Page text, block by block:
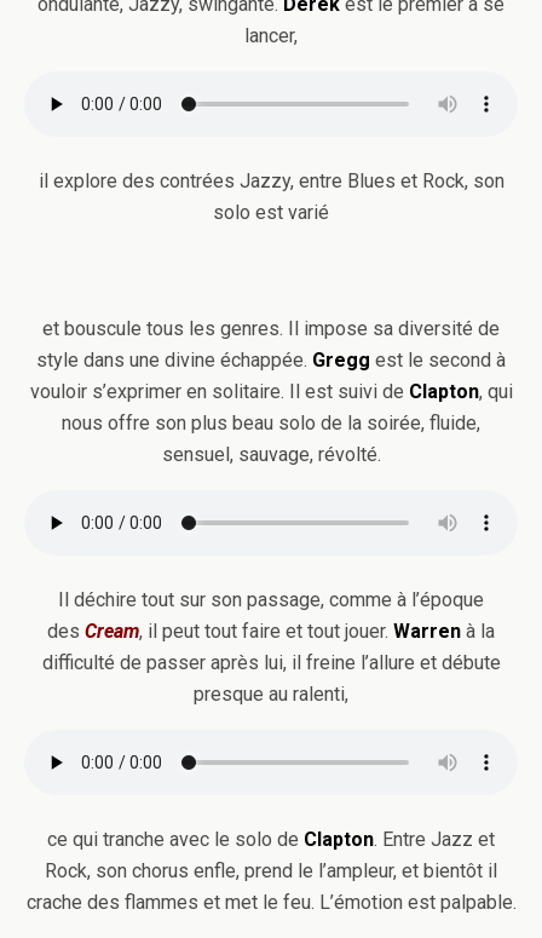
lancer,
il explore des contrées Jazzy, entre Blues et Rock, son
solo est varié
et bouscule tous les genres. Il impose sa diversité de
style dans une divine échappée. Gregg est le second à
vouloir s’exprimer en solitaire. Il est suivi de Clapton, qui
nous offre son plus beau solo de la soirée, fluide,
sensuel, sauvage, révolté.
Il déchire tout sur son passage, comme à l’époque
des Cream, il peut tout faire et tout jouer. Warren à la
difficulté de passer après lui, il freine l’allure et débute
presque au ralenti,
ce qui tranche avec le solo de Clapton. Entre Jazz et
Rock, son chorus enfle, prend le l’ampleur, et bientôt il
crache des flammes et met le feu. L’émotion est palpable.